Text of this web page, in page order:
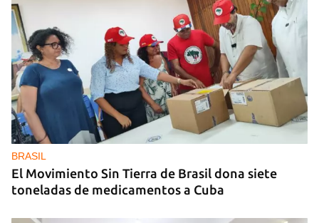
BRASIL
El Movimiento Sin Tierra de Brasil dona siete
toneladas de medicamentos a Cuba